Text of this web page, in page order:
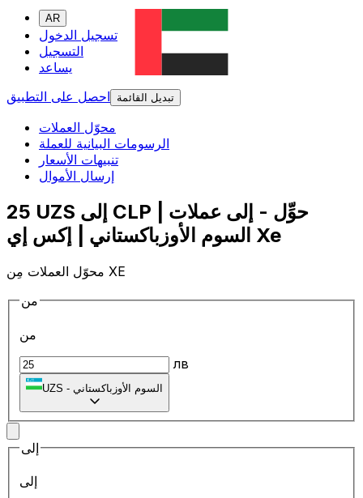
AR
تسجيل الدخول
التسجيل
يساعد
احصل على التطبيق
تبديل القائمة
محوّل العملات
الرسومات البيانية للعملة
تنبيهات الأسعار
إرسال الأموال
25 UZS إلى CLP | حوِّل - إلى عملات
السوم الأوزباكستاني | إكس إي Xe
محوّل العملات مِن XE
من
من
лв
UZS - السوم الأوزباكستاني
إلى
إلى